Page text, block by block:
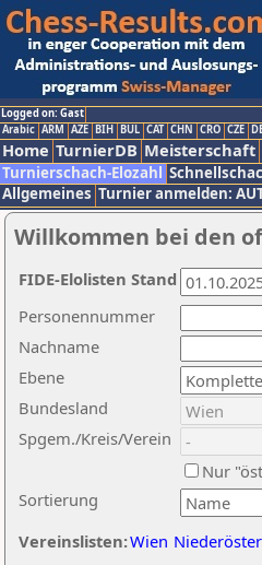
Logged on: Gast
Arabic ARM AZE BIH BUL CAT CHN CRO CZE
Home TurnierDB Meisterschaft
Turnierschach-Elozahl
Allgemeines Turnier anmelden:
Willkommen bei den
Nachname
Ebene
Sortierung
Personennummer
Bundesland
Spgem./Kreis/Verein
Nur
Vereinslisten:Wien
FIDE-Elolisten Stand